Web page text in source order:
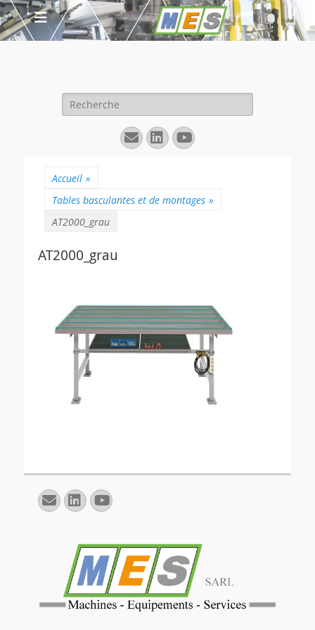
Rechercher :
E-
mail
Linkedin
YouTube
Accueil »
Tables basculantes et de montages »
AT2000_grau
AT2000_grau
E-
mail
Linkedin
YouTube